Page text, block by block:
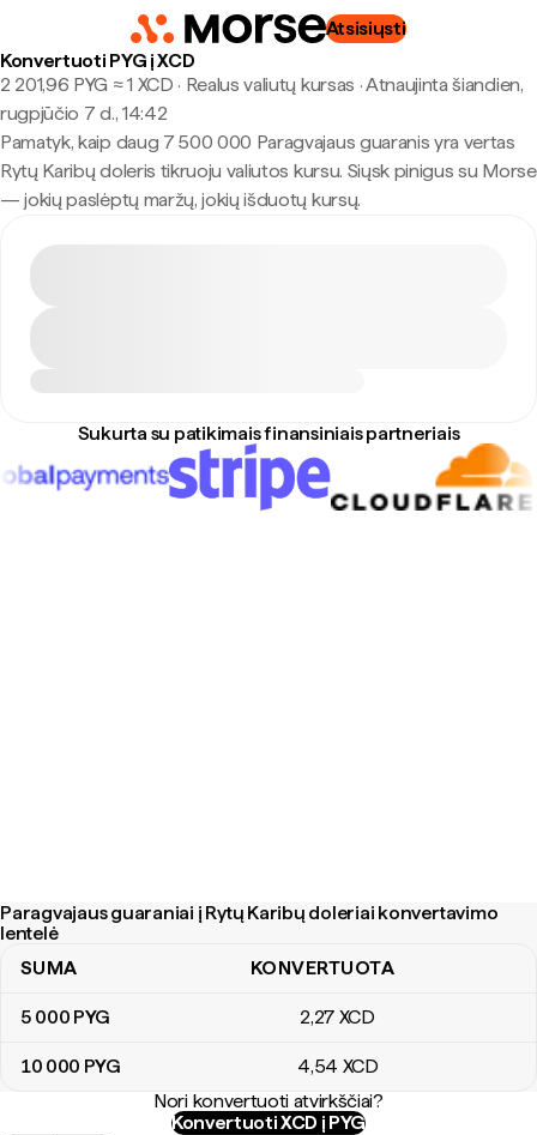
Atsisiųsti
Konvertuoti PYG į XCD
2 201,96 PYG ≈ 1 XCD · Realus valiutų kursas ·Atnaujinta šiandien,
rugpjūčio 7 d., 14:42
Pamatyk, kaip daug 7 500 000 Paragvajaus guaranis yra vertas
Rytų Karibų doleris tikruoju valiutos kursu. Siųsk pinigus su Morse
— jokių paslėptų maržų, jokių išduotų kursų.
Sukurta su patikimais finansiniais partneriais
Paragvajaus guaraniai į Rytų Karibų doleriai konvertavimo
lentelė
Paragvajaus guaraniai į Rytų Karibų doleriai konvertavimo lentelė
SUMA KONVERTUOTA
5 000 PYG 2,27 XCD
10 000 PYG 4,54 XCD
Nori konvertuoti atvirkščiai?
Konvertuoti XCD į PYG